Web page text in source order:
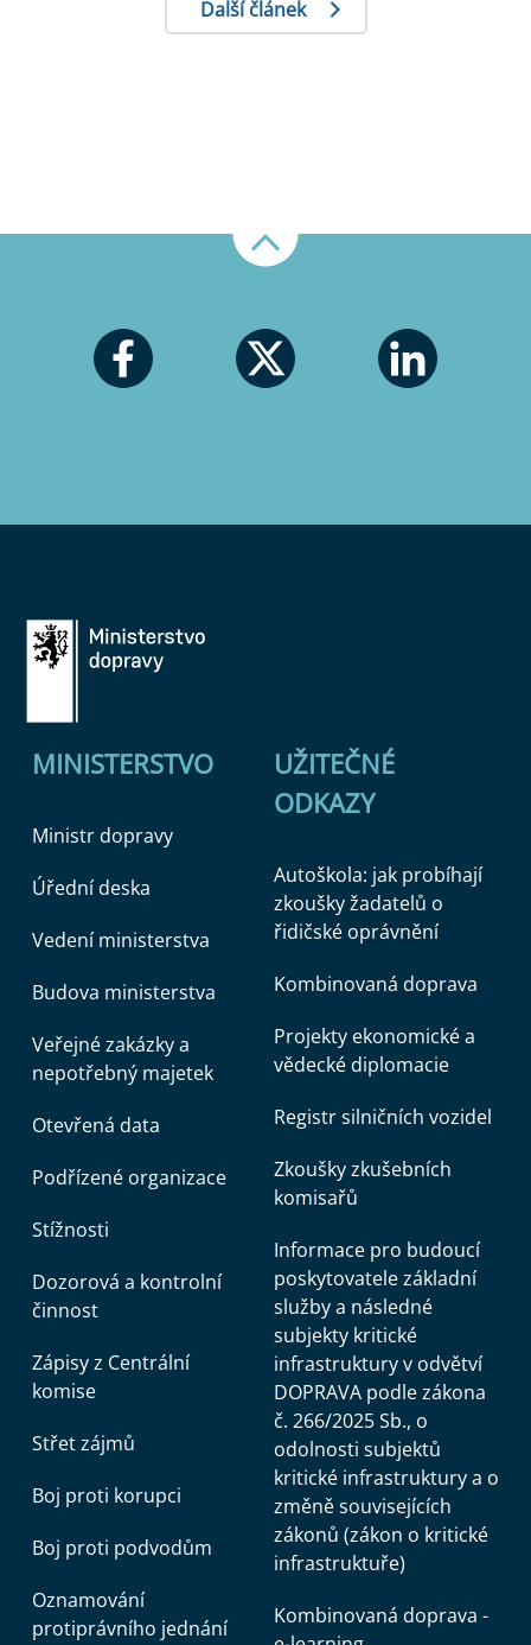
Další článek
MINISTERSTVO
Ministr dopravy
Úřední deska
Vedení ministerstva
Budova ministerstva
Veřejné zakázky a
nepotřebný majetek
Otevřená data
Podřízené organizace
Stížnosti
Dozorová a kontrolní
činnost
Zápisy z Centrální
komise
Střet zájmů
Boj proti korupci
Boj proti podvodům
Oznamování
protiprávního jednání
UŽITEČNÉ
ODKAZY
Autoškola: jak probíhají
zkoušky žadatelů o
řidičské oprávnění
Kombinovaná doprava
Projekty ekonomické a
vědecké diplomacie
Registr silničních vozidel
Zkoušky zkušebních
komisařů
Informace pro budoucí
poskytovatele základní
služby a následné
subjekty kritické
infrastruktury v odvětví
DOPRAVA podle zákona
č. 266/2025 Sb., o
odolnosti subjektů
kritické infrastruktury a o
změně souvisejících
zákonů (zákon o kritické
infrastruktuře)
Kombinovaná doprava -